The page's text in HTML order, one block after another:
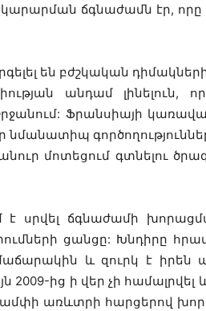
ճգնաժամն էր, որը
են բժշկական
անդամ լինելուն,
Ֆրանսիայի
նմանատիպ
մոտեցում գտնելու
է սրվել ճգնաժամի
ցանցը: Խնդիրը
և զուրկ է իրեն
ից ի վեր չի համալրվել
առևտրի հարցերով